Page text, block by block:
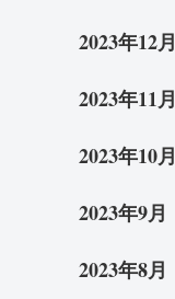
2023年12月
2023年11月
2023年10月
2023年9月
2023年8月